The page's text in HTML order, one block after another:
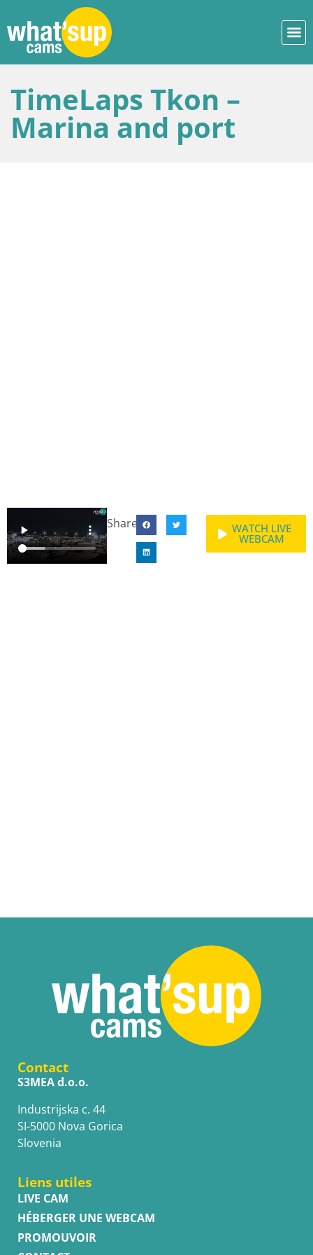
TimeLaps Tkon –
Marina and port
Share: WATCH LIVE
WEBCAM
Contact
S3MEA d.o.o.
Industrijska c. 44
SI-5000 Nova Gorica
Slovenia
Liens utiles
LIVE CAM
HÉBERGER UNE WEBCAM
PROMOUVOIR